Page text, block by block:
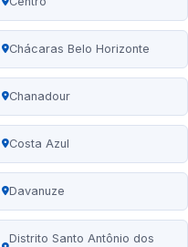
Chácaras Belo Horizonte
Chanadour
Costa Azul
Davanuze
Distrito Santo Antônio dos